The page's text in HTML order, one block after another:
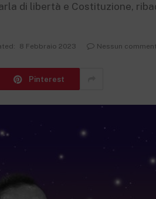
di libertà e Costituzione,
8 Febbraio 2023 Nessun
Pinterest